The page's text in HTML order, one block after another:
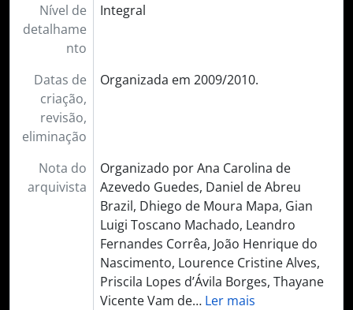
Nível de
detalhame
nto
Integral
Datas de
criação,
revisão,
eliminação
Organizada em 2009/2010.
Nota do
arquivista
Organizado por Ana Carolina de
Azevedo Guedes, Daniel de Abreu
Brazil, Dhiego de Moura Mapa, Gian
Luigi Toscano Machado, Leandro
Fernandes Corrêa, João Henrique do
Nascimento, Lourence Cristine Alves,
Priscila Lopes d’Ávila Borges, Thayane
Vicente Vam de… Ler mais